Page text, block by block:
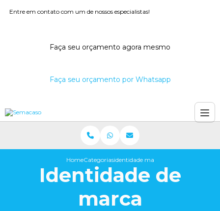
Entre em contato com um de nossos especialistas!
Faça seu orçamento agora mesmo
Faça seu orçamento por Whatsapp
HomeCategoriasidentidade marca
Identidade de
marca